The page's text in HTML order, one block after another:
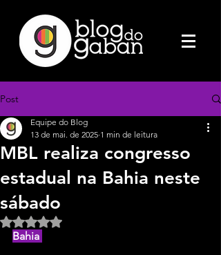
Post
MBL realiza congresso
estadual na Bahia neste
sábado
Equipe do Blog
13 de mai. de 2025 1 min de leitura
Avaliado com NaN de 5 estrelas.
Bahia